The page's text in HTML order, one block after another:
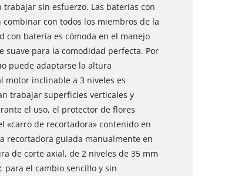
sin esfuerzo. Las baterías con
con todos los miembros de la
con batería es cómoda en el manejo
para la comodidad perfecta. Por
puede adaptarse la altura
motor inclinable a 3 niveles es
trabajar superficies verticales y
el uso, el protector de flores
«carro de recortadora» contenido en
recortadora guiada manualmente en
de corte axial, de 2 niveles de 35 mm
para el cambio sencillo y sin